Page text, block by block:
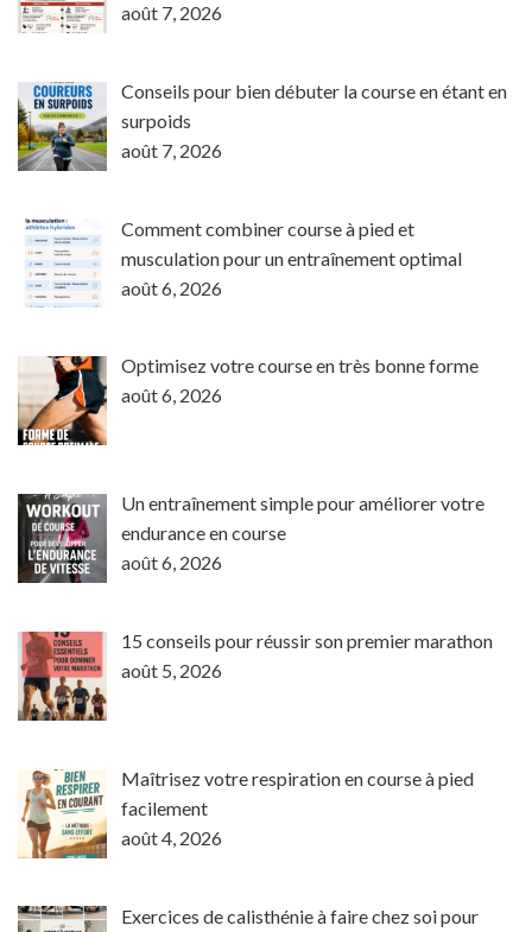
août 7, 2026
Conseils pour bien débuter la course en étant en
surpoids
août 7, 2026
Comment combiner course à pied et
musculation pour un entraînement optimal
août 6, 2026
Optimisez votre course en très bonne forme
août 6, 2026
Un entraînement simple pour améliorer votre
endurance en course
août 6, 2026
15 conseils pour réussir son premier marathon
août 5, 2026
Maîtrisez votre respiration en course à pied
facilement
août 4, 2026
Exercices de calisthénie à faire chez soi pour